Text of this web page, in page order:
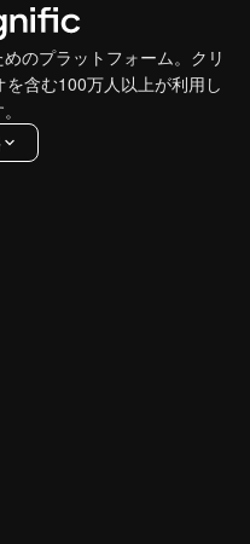
のプラットフォーム。クリ
含む100万人以上が利用し